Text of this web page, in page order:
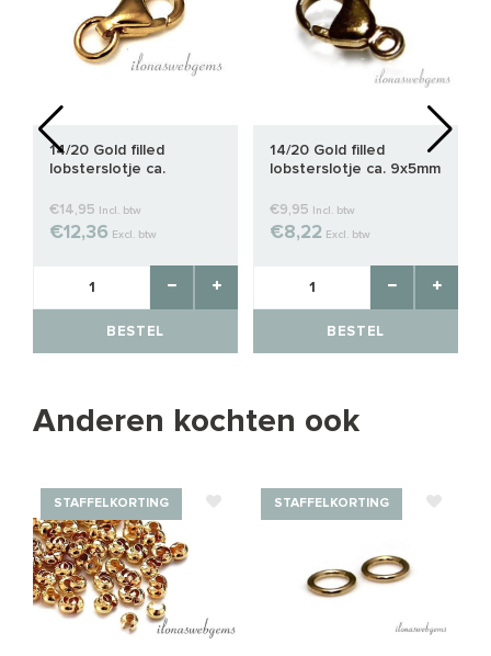
14/20 Gold filled
lobsterslotje ca.
€14,95 Incl. btw
€12,36 Excl. btw
BESTEL
14/20 Gold filled
lobsterslotje ca. 9x5mm
€9,95 Incl. btw
€8,22 Excl. btw
BESTEL
Anderen kochten ook
STAFFELKORTING STAFFELKORTING